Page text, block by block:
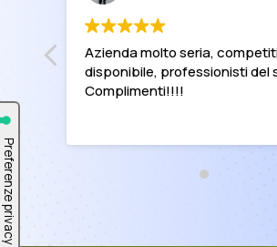
Azienda molto seria,
disponibile, professionisti del
Complimenti!!!!